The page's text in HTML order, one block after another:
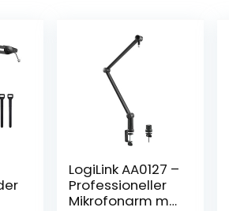
LogiLink AA0127 –
Professioneller
Mikrofonarm mit